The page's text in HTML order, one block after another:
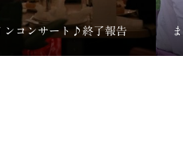
ンコンサート♪終了報告